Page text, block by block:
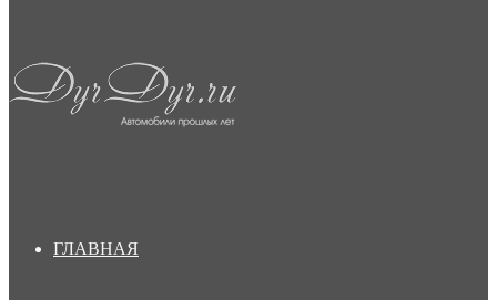
ГЛАВНАЯ